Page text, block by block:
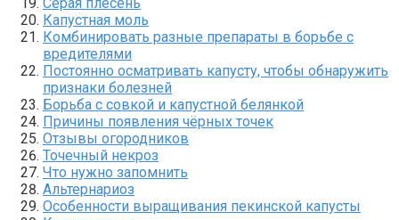
Капустная моль
Комбинировать разные препараты в борьбе с
вредителями
Постоянно осматривать капусту, чтобы обнаружить
признаки болезней
Борьба с совкой и капустной белянкой
Причины появления чёрных точек
Отзывы огородников
Точечный некроз
Что нужно запомнить
Альтернариоз
Особенности выращивания пекинской капусты